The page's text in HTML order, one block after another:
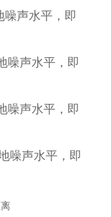
声水平，即
声水平，即
声水平，即
声水平，即